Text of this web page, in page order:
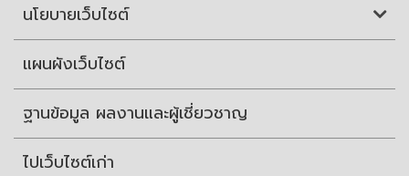
นโยบายเว็บไซต์
แผนผังเว็บไซต์
ฐานข้อมูล ผลงานและผู้เชี่ยวชาญ
ไปเว็บไซต์เก่า